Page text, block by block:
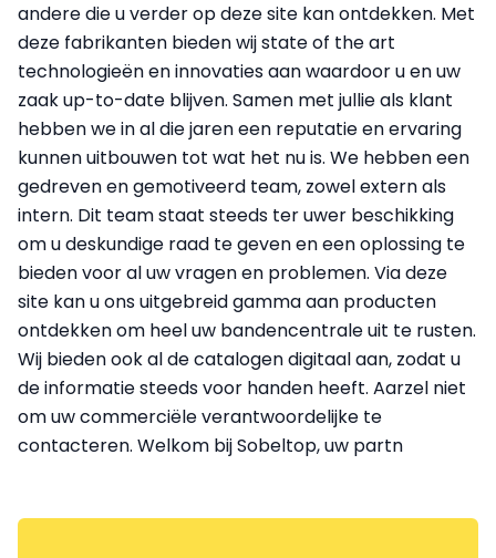
andere die u verder op deze site kan ontdekken. Met
deze fabrikanten bieden wij state of the art
technologieën en innovaties aan waardoor u en uw
zaak up-to-date blijven. Samen met jullie als klant
hebben we in al die jaren een reputatie en ervaring
kunnen uitbouwen tot wat het nu is. We hebben een
gedreven en gemotiveerd team, zowel extern als
intern. Dit team staat steeds ter uwer beschikking
om u deskundige raad te geven en een oplossing te
bieden voor al uw vragen en problemen. Via deze
site kan u ons uitgebreid gamma aan producten
ontdekken om heel uw bandencentrale uit te rusten.
Wij bieden ook al de catalogen digitaal aan, zodat u
de informatie steeds voor handen heeft. Aarzel niet
om uw commerciële verantwoordelijke te
contacteren. Welkom bij Sobeltop, uw partn